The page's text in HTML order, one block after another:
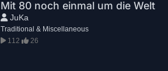
Mit 80 noch einmal um die Welt
JuKa
Traditional & Miscellaneous
112
26